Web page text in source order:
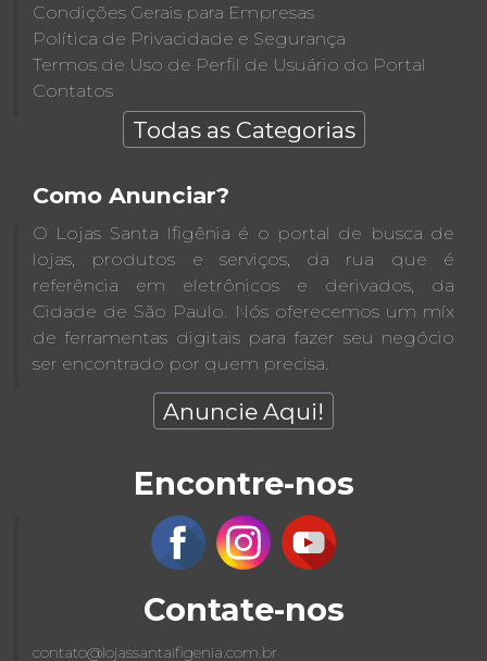
Condições Gerais para Empresas
Política de Privacidade e Segurança
Termos de Uso de Perfil de Usuário do Portal
Contatos
Todas as Categorias
Como Anunciar?
O Lojas Santa Ifigênia é o portal de busca de
lojas, produtos e serviços, da rua que é
referência em eletrônicos e derivados, da
Cidade de São Paulo. Nós oferecemos um míx
de ferramentas digitais para fazer seu negócio
ser encontrado por quem precisa.
Anuncie Aqui!
Encontre-nos
Contate-nos
contato@lojassantaifigenia.com.br